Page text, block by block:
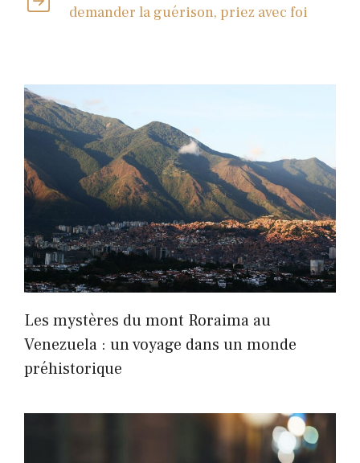
demander la guérison, priez avec foi
Les mystères du mont Roraima au
Venezuela : un voyage dans un monde
préhistorique